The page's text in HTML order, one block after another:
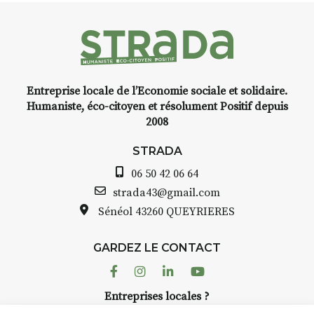
INTERVIEW
avez ouvert une galerie à
Auzon…
Bernard TURLE Le Fumoir n’est
pas une galerie permanente.
AuzonToujours organise
dans le village. Des artistes et
caves, les granges d’Auzon. Le
Entreprise locale de l’Economie sociale et solidaire.
Humaniste, éco-citoyen et résolument Positif depuis
2008
STRADA
06 50 42 06 64
strada43@gmail.com
Sénéol 43260 QUEYRIERES
GARDEZ LE CONTACT
FacebookInstagram
LinkedinYoutube
Entreprises locales ?